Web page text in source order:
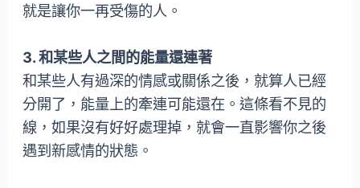
就是讓你一再受傷的人。
3. 和某些人之間的能量還連著
和某些人有過深的情感或關係之後，就算人已經
分開了，能量上的牽連可能還在。這條看不見的
線，如果沒有好好處理掉，就會一直影響你之後
遇到新感情的狀態。